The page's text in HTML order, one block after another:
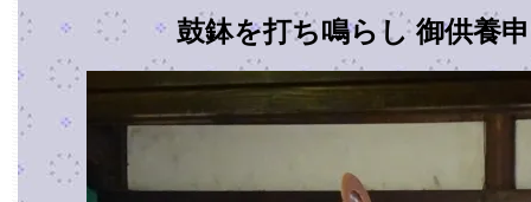
鼓鉢を打ち鳴らし 御供養